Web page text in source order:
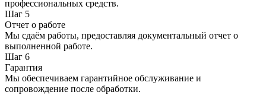
профессиональных средств.
Шаг 5
Отчет о работе
Мы сдаём работы, предоставляя документальный отчет о
выполненной работе.
Шаг 6
Гарантия
Мы обеспечиваем гарантийное обслуживание и
сопровождение после обработки.